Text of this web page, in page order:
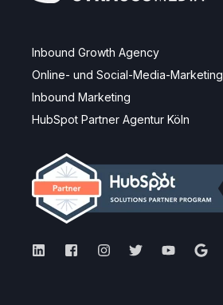
Inbound Growth Agency
Online- und Social-Media-Marketing
Inbound Marketing
HubSpot Partner Agentur Köln